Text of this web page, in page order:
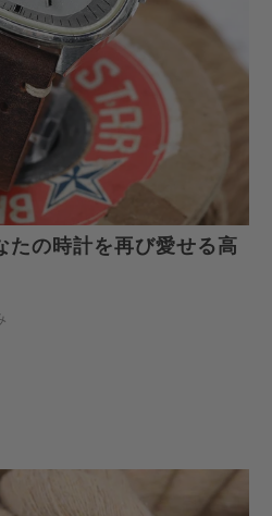
たの時計を再び愛せる高